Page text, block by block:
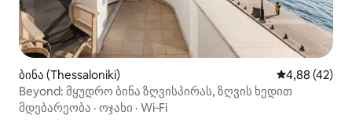
ბინა (Thessaloniki) საშუალო
4,88 (42)
Beyond: მყუდრო ბინა ზღვისპირას, ზღვის ხედით
მდებარეობა · ოჯახი · Wi‑Fi